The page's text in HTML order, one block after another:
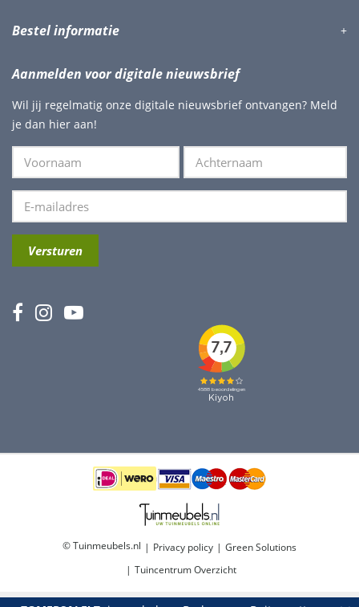
Bestel informatie
Aanmelden voor digitale nieuwsbrief
Wil jij regelmatig onze digitale nieuwsbrief ontvangen? Meld
je dan hier aan!
© Tuinmeubels.nl Privacy policy
Green Solutions
Tuincentrum Overzicht